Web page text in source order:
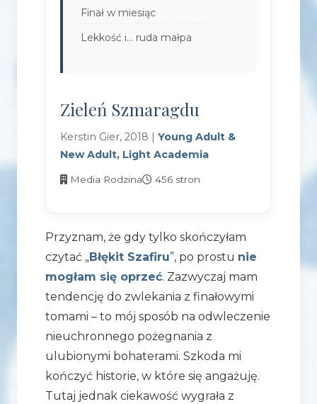
Finał w miesiąc
Lekkość i... ruda małpa
Zieleń Szmaragdu
Kerstin Gier, 2018 | Young Adult &
New Adult, Light Academia
Media Rodzina 456 stron
Przyznam, że gdy tylko skończyłam
czytać „Błękit Szafiru”, po prostu nie
mogłam się oprzeć. Zazwyczaj mam
tendencję do zwlekania z finałowymi
tomami – to mój sposób na odwleczenie
nieuchronnego pożegnania z
ulubionymi bohaterami. Szkoda mi
kończyć historie, w które się angażuję.
Tutaj jednak ciekawość wygrała z